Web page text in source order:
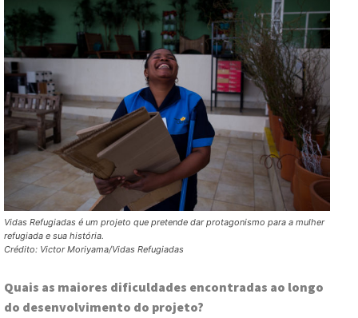
Vidas Refugiadas é um projeto que pretende dar protagonismo para a mulher
refugiada e sua história.
Crédito: Victor Moriyama/Vidas Refugiadas
Quais as maiores dificuldades encontradas ao longo
do desenvolvimento do projeto?